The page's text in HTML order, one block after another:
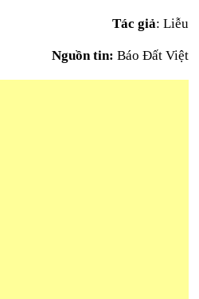
Tác giả: Liễu
Nguồn tin: Báo Đất Việt